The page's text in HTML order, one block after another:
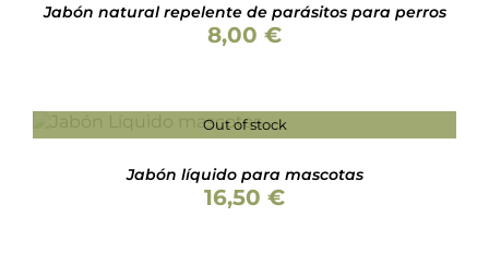
Jabón natural repelente de parásitos para perros
8,00 €
Out of stock
Valorado
DETALLES
Jabón líquido para mascotas
16,50 €